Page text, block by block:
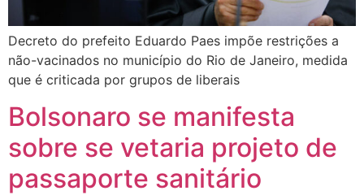
Decreto do prefeito Eduardo Paes impõe restrições a
não-vacinados no município do Rio de Janeiro, medida
que é criticada por grupos de liberais
Bolsonaro se manifesta
sobre se vetaria projeto de
passaporte sanitário